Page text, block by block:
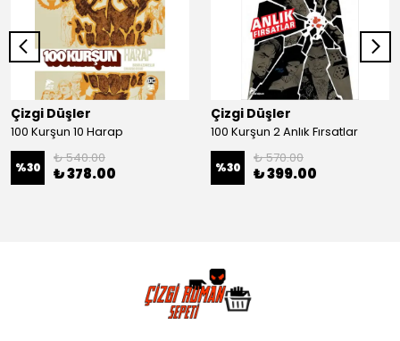
Çizgi Düşler
100 Kurşun 10 Harap
%30
₺ 540.00
₺ 378.00
Çizgi Düşler
100 Kurşun 2 Anlık Fırsatlar
%30
₺ 570.00
₺ 399.00